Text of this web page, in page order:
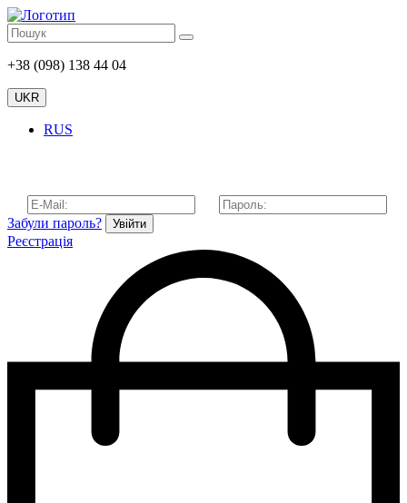
+38 (098) 138 44 04
UKR
RUS
Забули пароль? Увійти
Реєстрація